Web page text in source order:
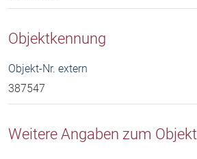
Objektkennung
Objekt-Nr. extern
387547
Weitere Angaben zum Objekt